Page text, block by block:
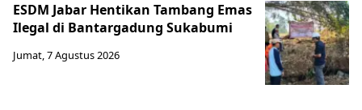
ESDM Jabar Hentikan Tambang Emas
Ilegal di Bantargadung Sukabumi
Jumat, 7 Agustus 2026